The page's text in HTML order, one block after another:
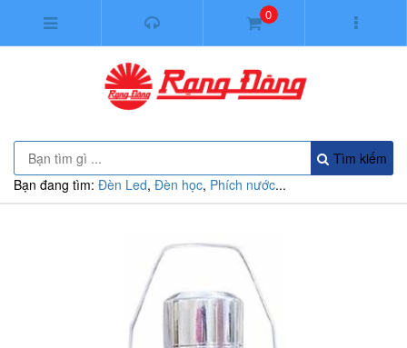
0
Tìm kiếm
Bạn đang tìm: Đèn Led, Đèn học, Phích nước...